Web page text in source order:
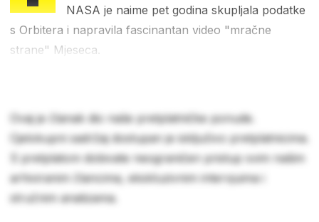
NASA je naime pet godina skupljala podatke
s Orbitera i napravila fascinantan video "mračne
strane" Mjeseca.
Ovaj je članak dio naše pretplatničke ponude.
Cjelokupni sadržaj dostupan je isključivo pretplatnicima.
S pretplatom dobivate neograničen pristup svim našim
arhiviranim člancima, ekskluzivnim intervjuima i
stručnim analizama.